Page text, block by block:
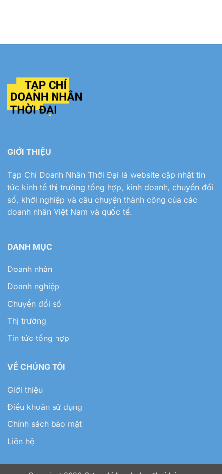
GIỚI THIỆU
Tạp Chí Doanh Nhân Thời Đại là website cập nhật tin
tức kinh tế thị trường tổng hợp, kinh doanh, chuyển đổi
số, khởi nghiệp và câu chuyện thành công của các
doanh nhân Việt Nam và quốc tế.
DANH MỤC
Doanh nhân
Doanh nghiệp
Chuyển đổi số
Thị trường
Tin tức tổng hợp
VỀ CHÚNG TÔI
Giới thiệu
Điều khoản sử dụng
Chính sách bảo mật
Liên hệ